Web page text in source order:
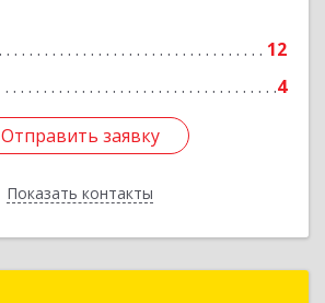
12
4
Отправить заявку
Показать контакты
Подробнее
Отправить заявку
Назад